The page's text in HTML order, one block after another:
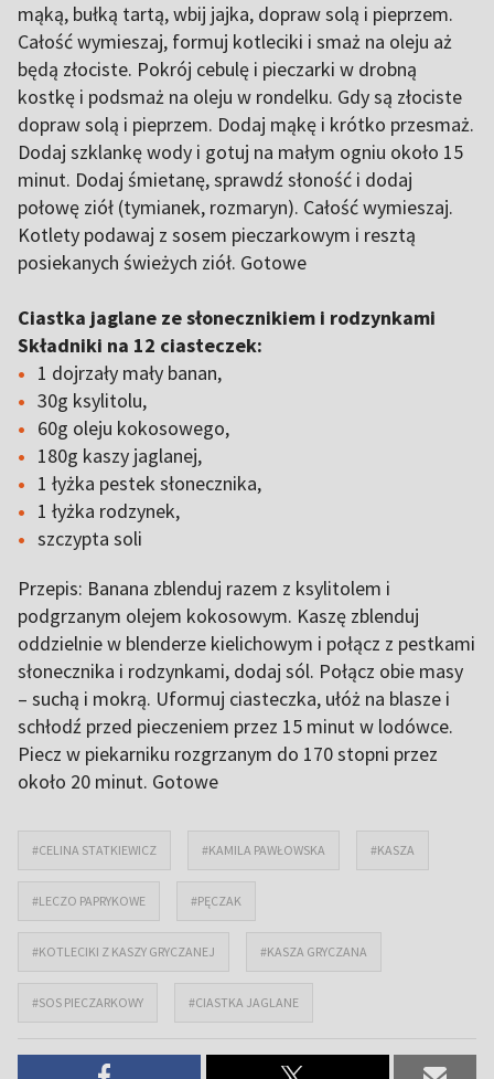
mąką, bułką tartą, wbij jajka, dopraw solą i pieprzem.
Całość wymieszaj, formuj kotleciki i smaż na oleju aż
będą złociste. Pokrój cebulę i pieczarki w drobną
kostkę i podsmaż na oleju w rondelku. Gdy są złociste
dopraw solą i pieprzem. Dodaj mąkę i krótko przesmaż.
Dodaj szklankę wody i gotuj na małym ogniu około 15
minut. Dodaj śmietanę, sprawdź słoność i dodaj
połowę ziół (tymianek, rozmaryn). Całość wymieszaj.
Kotlety podawaj z sosem pieczarkowym i resztą
posiekanych świeżych ziół. Gotowe
Ciastka jaglane ze słonecznikiem i rodzynkami
Składniki na 12 ciasteczek:
1 dojrzały mały banan,
30g ksylitolu,
60g oleju kokosowego,
180g kaszy jaglanej,
1 łyżka pestek słonecznika,
1 łyżka rodzynek,
szczypta soli
Przepis: Banana zblenduj razem z ksylitolem i
podgrzanym olejem kokosowym. Kaszę zblenduj
oddzielnie w blenderze kielichowym i połącz z pestkami
słonecznika i rodzynkami, dodaj sól. Połącz obie masy
– suchą i mokrą. Uformuj ciasteczka, ułóż na blasze i
schłodź przed pieczeniem przez 15 minut w lodówce.
Piecz w piekarniku rozgrzanym do 170 stopni przez
około 20 minut. Gotowe
#CELINA STATKIEWICZ #KAMILA PAWŁOWSKA #KASZA
#LECZO PAPRYKOWE #PĘCZAK
#KOTLECIKI Z KASZY GRYCZANEJ #KASZA GRYCZANA
#SOS PIECZARKOWY #CIASTKA JAGLANE